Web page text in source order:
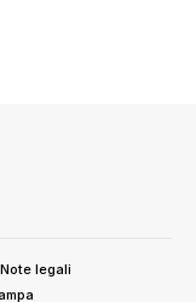
Note legali